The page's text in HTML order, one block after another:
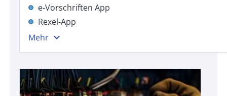
info e-Vorschriften App
info
Rexel-App
Mehr expand_more